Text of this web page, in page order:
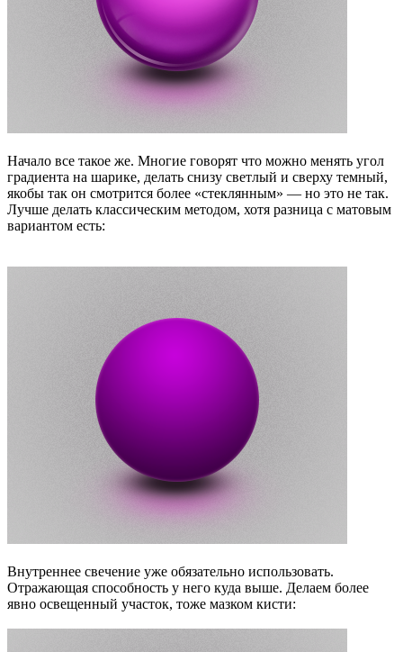
Начало все такое же. Многие говорят что можно менять угол
градиента на шарике, делать снизу светлый и сверху темный,
якобы так он смотрится более «стеклянным» — но это не так.
Лучше делать классическим методом, хотя разница с матовым
вариантом есть:
Внутреннее свечение уже обязательно использовать.
Отражающая способность у него куда выше. Делаем более
явно освещенный участок, тоже мазком кисти: